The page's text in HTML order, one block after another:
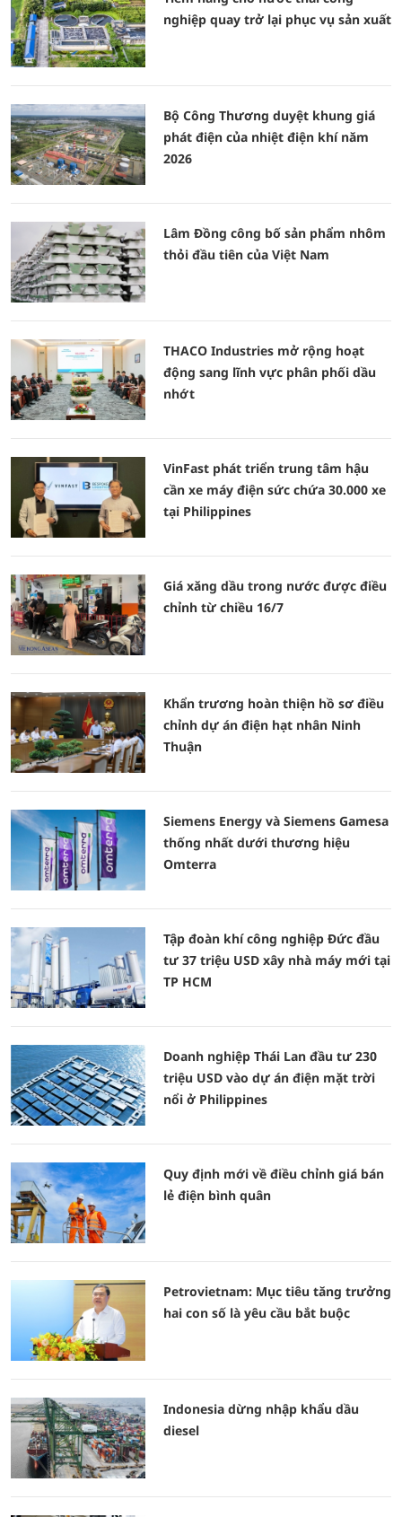
nghiệp quay trở lại phục vụ sản xuất
Bộ Công Thương duyệt khung giá
phát điện của nhiệt điện khí năm
2026
Lâm Đồng công bố sản phẩm nhôm
thỏi đầu tiên của Việt Nam
THACO Industries mở rộng hoạt
động sang lĩnh vực phân phối dầu
nhớt
VinFast phát triển trung tâm hậu
cần xe máy điện sức chứa 30.000 xe
tại Philippines
Giá xăng dầu trong nước được điều
chỉnh từ chiều 16/7
Khẩn trương hoàn thiện hồ sơ điều
chỉnh dự án điện hạt nhân Ninh
Thuận
Siemens Energy và Siemens Gamesa
thống nhất dưới thương hiệu
Omterra
Tập đoàn khí công nghiệp Đức đầu
tư 37 triệu USD xây nhà máy mới tại
TP HCM
Doanh nghiệp Thái Lan đầu tư 230
triệu USD vào dự án điện mặt trời
nổi ở Philippines
Quy định mới về điều chỉnh giá bán
lẻ điện bình quân
Petrovietnam: Mục tiêu tăng trưởng
hai con số là yêu cầu bắt buộc
Indonesia dừng nhập khẩu dầu
diesel